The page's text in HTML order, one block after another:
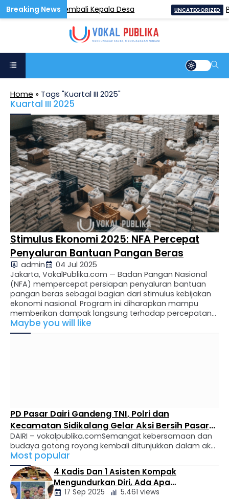
Kembali Kepala Desa UNCATEGORIZED PD
Home » Tags "Kuartal III 2025"
Kuartal III 2025
Stimulus Ekonomi 2025: NFA Percepat
Penyaluran Bantuan Pangan Beras
admin
04 Jul 2025
Jakarta, VokalPublika.com — Badan Pangan Nasional
(NFA) mempercepat persiapan penyaluran bantuan
pangan beras sebagai bagian dari stimulus kebijakan
ekonomi nasional. Program ini diharapkan mampu
memberikan dampak langsung terhadap percepatan
pertumbuhan ekonomi nasional pada Kuartal III, serta
menjadi respons cepat pemerintah terhadap kenaikan
Maybe you will like
PD Pasar Dairi Gandeng TNI, Polri dan
Kecamatan Sidikalang Gelar Aksi Bersih Pasar
Sambut HUT ke-68 Korem 023/Kawal Samudera
dan HUT RI ke-81
DAIRI – vokalpublika.comSemangat kebersamaan dan
budaya gotong royong kembali ditunjukkan dalam aksi
pembersihan massal yang digelar di Pasar Sidikalang,
Kamis (6 Agustus 2026). Kegiatan tersebut
dilaksanakan dalam rangka memperingati Hari Ulang
Tahun (HUT) ke-68 Korem 023/Kawal Samudera
sekaligus menyambut Hari Ulang Tahun (HUT) ke-81
Most popular
4 Kadis Dan 1 Asisten Kompak
Mengundurkan Diri, Ada Apa
Pemerintahan Oloan
17 Sep 2025 5.461 views